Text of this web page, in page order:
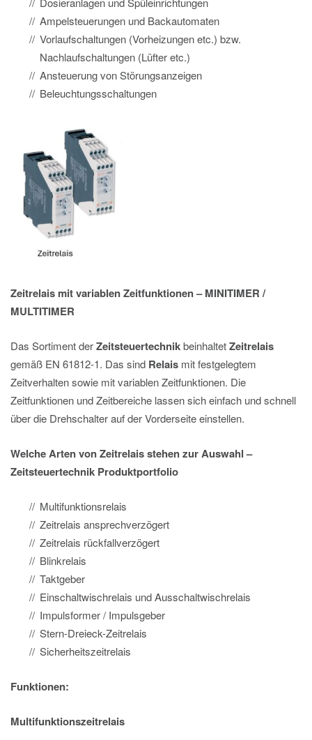
Ampelsteuerungen und Backautomaten
Vorlaufschaltungen (Vorheizungen etc.) bzw.
Nachlaufschaltungen (Lüfter etc.)
Ansteuerung von Störungsanzeigen
Beleuchtungsschaltungen
Zeitrelais mit variablen Zeitfunktionen – MINITIMER /
MULTITIMER
Das Sortiment derZeitsteuertechnikbeinhaltetZeitrelais
gemäß EN 61812-1. Das sind Relais mit festgelegtem
Zeitverhalten sowie mit variablen Zeitfunktionen. Die
Zeitfunktionen und Zeitbereiche lassen sich einfach und schnell
über die Drehschalter auf der Vorderseite einstellen.
Welche Arten von Zeitrelais stehen zur Auswahl –
Zeitsteuertechnik Produktportfolio
Multifunktionsrelais
Zeitrelais ansprechverzögert
Zeitrelais rückfallverzögert
Blinkrelais
Taktgeber
Einschaltwischrelais und Ausschaltwischrelais
Impulsformer / Impulsgeber
Stern-Dreieck-Zeitrelais
Sicherheitszeitrelais
Funktionen:
Multifunktionszeitrelais